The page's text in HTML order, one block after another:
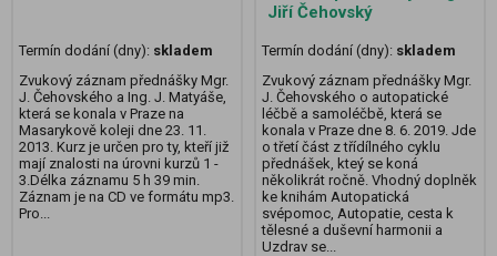
Termín dodání (dny): skladem
Zvukový záznam přednášky Mgr.
J. Čehovského a Ing. J. Matyáše,
která se konala v Praze na
Masarykově koleji dne 23. 11.
2013. Kurz je určen pro ty, kteří již
mají znalosti na úrovni kurzů 1 -
3.Délka záznamu 5 h 39 min.
Záznam je na CD ve formátu mp3.
Pro...
Jiří Čehovský
Termín dodání (dny): skladem
Zvukový záznam přednášky Mgr.
J. Čehovského o autopatické
léčbě a samoléčbě, která se
konala v Praze dne 8. 6. 2019. Jde
o třetí část z třídílného cyklu
přednášek, kteý se koná
několikrát ročně. Vhodný doplněk
ke knihám Autopatická
svépomoc, Autopatie, cesta k
tělesné a duševní harmonii a
Uzdrav se...